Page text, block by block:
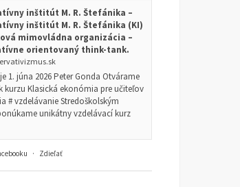
inštitút M. R. Štefánika –
inštitút M. R. Štefánika (KI)
mimovládna organizácia –
orientovaný think-tank.
1. júna 2026 Peter Gonda Otvárame
kurzu Klasická ekonómia pre učiteľov
# vzdelávanie Stredoškolským
unikátny vzdelávací kurz
· Zdieľať